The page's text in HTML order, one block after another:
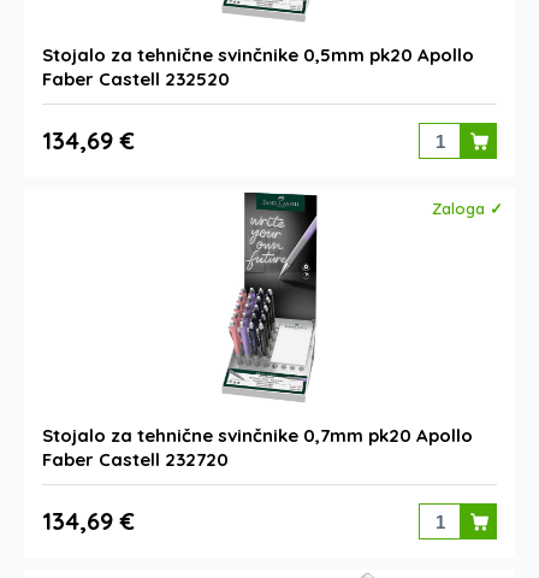
Stojalo za tehnične svinčnike 0,5mm pk20 Apollo
Faber Castell 232520
134,69 €
Zaloga ✓
Stojalo za tehnične svinčnike 0,7mm pk20 Apollo
Faber Castell 232720
134,69 €